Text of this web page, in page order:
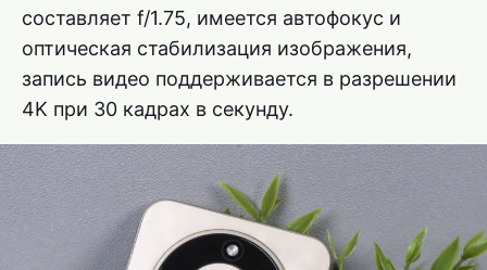
составляет f/1.75, имеется автофокус и
оптическая стабилизация изображения,
запись видео поддерживается в разрешении
4K при 30 кадрах в секунду.